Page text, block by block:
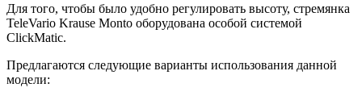
Для того, чтобы было удобно регулировать высоту, стремянка
TeleVario Krause Monto оборудована особой системой
ClickMatic.
Предлагаются следующие варианты использования данной
модели: